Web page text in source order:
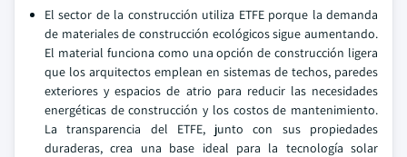
El sector de la construcción utiliza ETFE porque la demanda
de materiales de construcción ecológicos sigue aumentando.
El material funciona como una opción de construcción ligera
que los arquitectos emplean en sistemas de techos, paredes
exteriores y espacios de atrio para reducir las necesidades
energéticas de construcción y los costos de mantenimiento.
La transparencia del ETFE, junto con sus propiedades
duraderas, crea una base ideal para la tecnología solar